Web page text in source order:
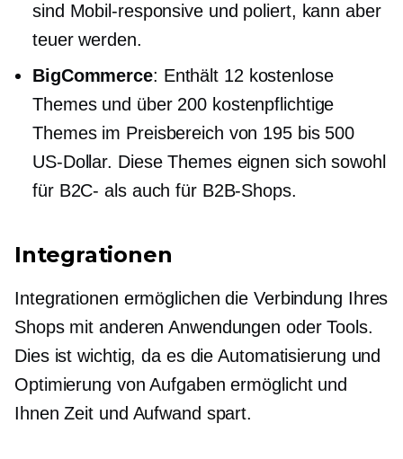
sind Mobil-responsiveund poliert, kann aber
teuer werden.
BigCommerce: Enthält 12 kostenlose
Themes und über 200 kostenpflichtige
Themes im Preisbereich von 195 bis 500
US-Dollar. Diese Themes eignen sich sowohl
für B2C- als auch für B2B-Shops.
Integrationen
Integrationen ermöglichen die Verbindung Ihres
Shops mit anderen Anwendungen oder Tools.
Dies ist wichtig, da es die Automatisierung und
Optimierung von Aufgaben ermöglicht und
Ihnen Zeit und Aufwand spart.